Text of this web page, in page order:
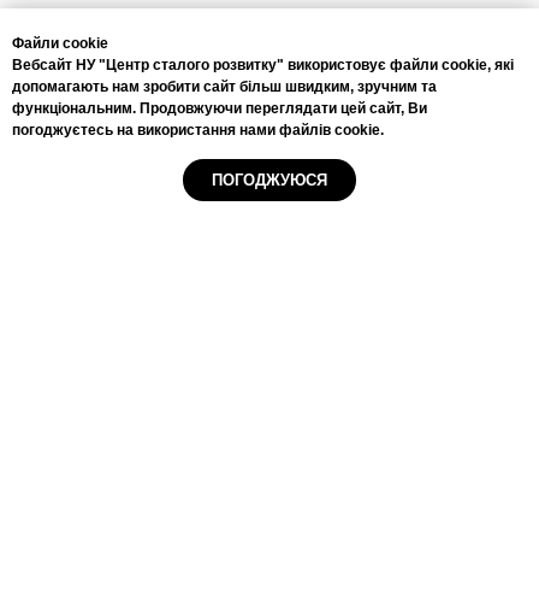
Файли cookie
Вебсайт НУ "Центр сталого розвитку" використовує файли cookie, які
допомагають нам зробити сайт більш швидким, зручним та
функціональним. Продовжуючи переглядати цей сайт, Ви
погоджуєтесь на використання нами файлів cookie.
ПОГОДЖУЮСЯ
+38(044)222-5889
+38(067)333-4556
info@csr.com.ua